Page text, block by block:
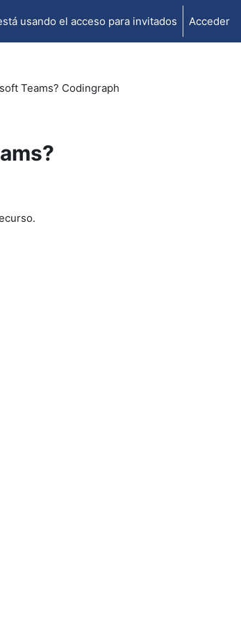
usando el acceso para invitados Acceder
Teams? Codingraph